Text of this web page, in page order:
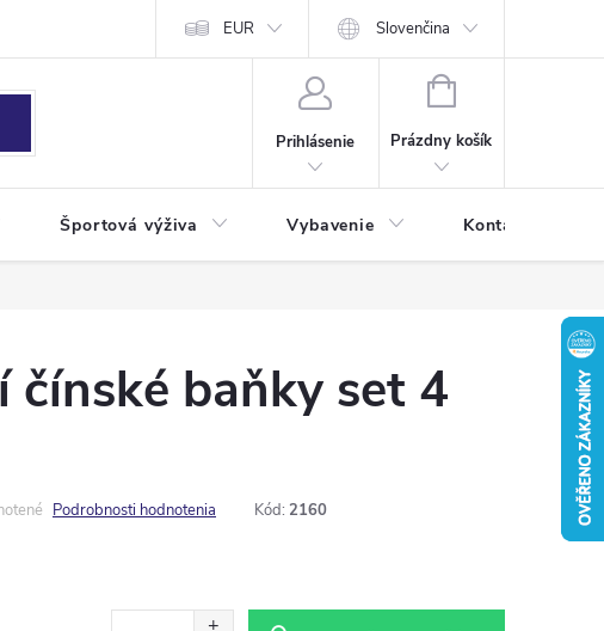
EUR Slovenčina
Prihlásenie
NÁKUPNÝ
Prázdny košík
Športová výživa Vybavenie Kontakty
čínské baňky set 4
Podrobnosti hodnotenia Kód: 2160